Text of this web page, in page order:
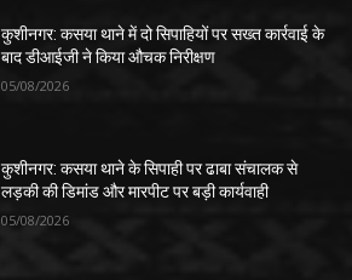
कुशीनगर: कसया थाने में दो सिपाहियों पर सख्त कार्रवाई के
बाद डीआईजी ने किया औचक निरीक्षण
05/08/2026
कुशीनगर: कसया थाने के सिपाही पर ढाबा संचालक से
लड़की की डिमांड और मारपीट पर बड़ी कार्यवाही
05/08/2026